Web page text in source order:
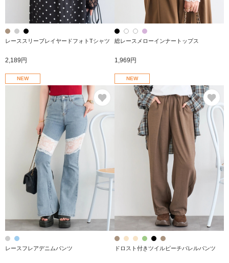
レーススリーブレイヤードフォトTシャツ
2,189円
総レースメローインナートップス
1,969円
NEW
お気に入り
レースフレアデニムパンツ
NEW
ドロスト付きツイルピーチバレルパンツ